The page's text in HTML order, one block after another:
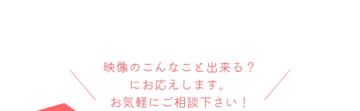
映像のこんなこと出来る？
にお応えします。
お気軽にご相談下さい！